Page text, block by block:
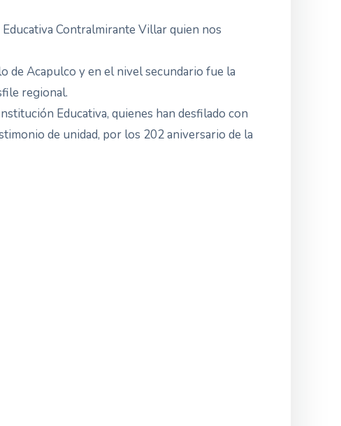
Contralmirante Villar quien nos
de Acapulco y en el nivel secundario fue la
regional.
Educativa, quienes han desfilado con
de unidad, por los 202 aniversario de la